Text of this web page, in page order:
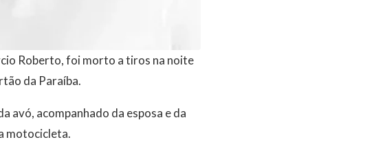
Roberto, foi morto a tiros na noite
da Paraíba.
avó, acompanhado da esposa e da
motocicleta.